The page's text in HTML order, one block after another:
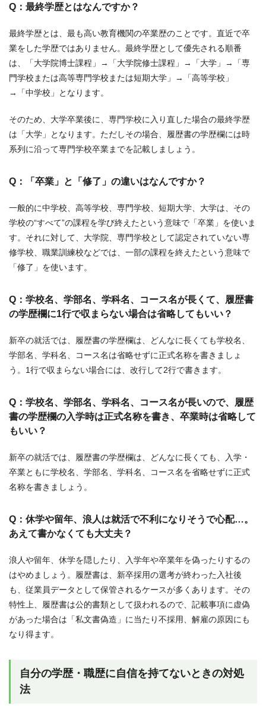
Q：最終学歴とはなんですか？
最終学歴とは、最も高い教育機関の卒業歴のことです。直近で卒
業をした学歴ではありません。最終学歴として優先される順番
は、「大学院博士課程」→「大学院修士課程」→「大学」→「専
門学校または高等専門学校または短期大学」→「高等学校」
→「中学校」となります。
そのため、大学卒業後に、専門学校に入り直した場合の最終学歴
は「大学」となります。ただしその場合、履歴書の学歴欄には時
系列に沿って専門学校卒業までを記載しましょう。
Q：「卒業」と「修了」の違いはなんですか？
一般的に中学校、高等学校、専門学校、短期大学、大学は、その
学校の“すべて”の課程を学び終えたという意味で「卒業」を使いま
す。それに対して、大学院、専門学校として認定されていない専
修学校、職業訓練校などでは、一部の課程を終えたという意味で
「修了」を使います。
Q：学校名、学部名、学科名、コース名が長くて、履歴書
の学歴欄に1行で収まらない場合は省略してもいい？
新卒の就活では、履歴書の学歴欄は、どんなに長くても学校名、
学部名、学科名、コース名は省略せずに正式名称を書きましょ
う。1行で収まらない場合には、改行して2行で書きます。
Q：学校名、学部名、学科名、コース名が長いので、履歴
書の学歴欄の入学時は正式名称を書き、卒業時は省略して
もいい？
新卒の就活では、履歴書の学歴欄は、どんなに長くても、入学・
卒業ともに学校名、学部名、学科名、コース名を省略せずに正式
名称を書きましょう。
Q：休学や留年、浪人は就活で不利になりそうで心配…。
あえて書かなくても大丈夫？
浪人や留年、休学を隠したり、入学年や卒業年を偽ったりするの
はやめましょう。履歴書は、新卒採用の選考が終わった入社後
も、従業員データとして保管されるケースが多くあります。その
特性上、履歴書は公的書類として扱われるので、記載事項に虚偽
があった場合は「私文書偽造」に当たり不採用、解雇の原因にも
なり得ます。
自分の学歴・職歴に自信を持てないときの対処
法